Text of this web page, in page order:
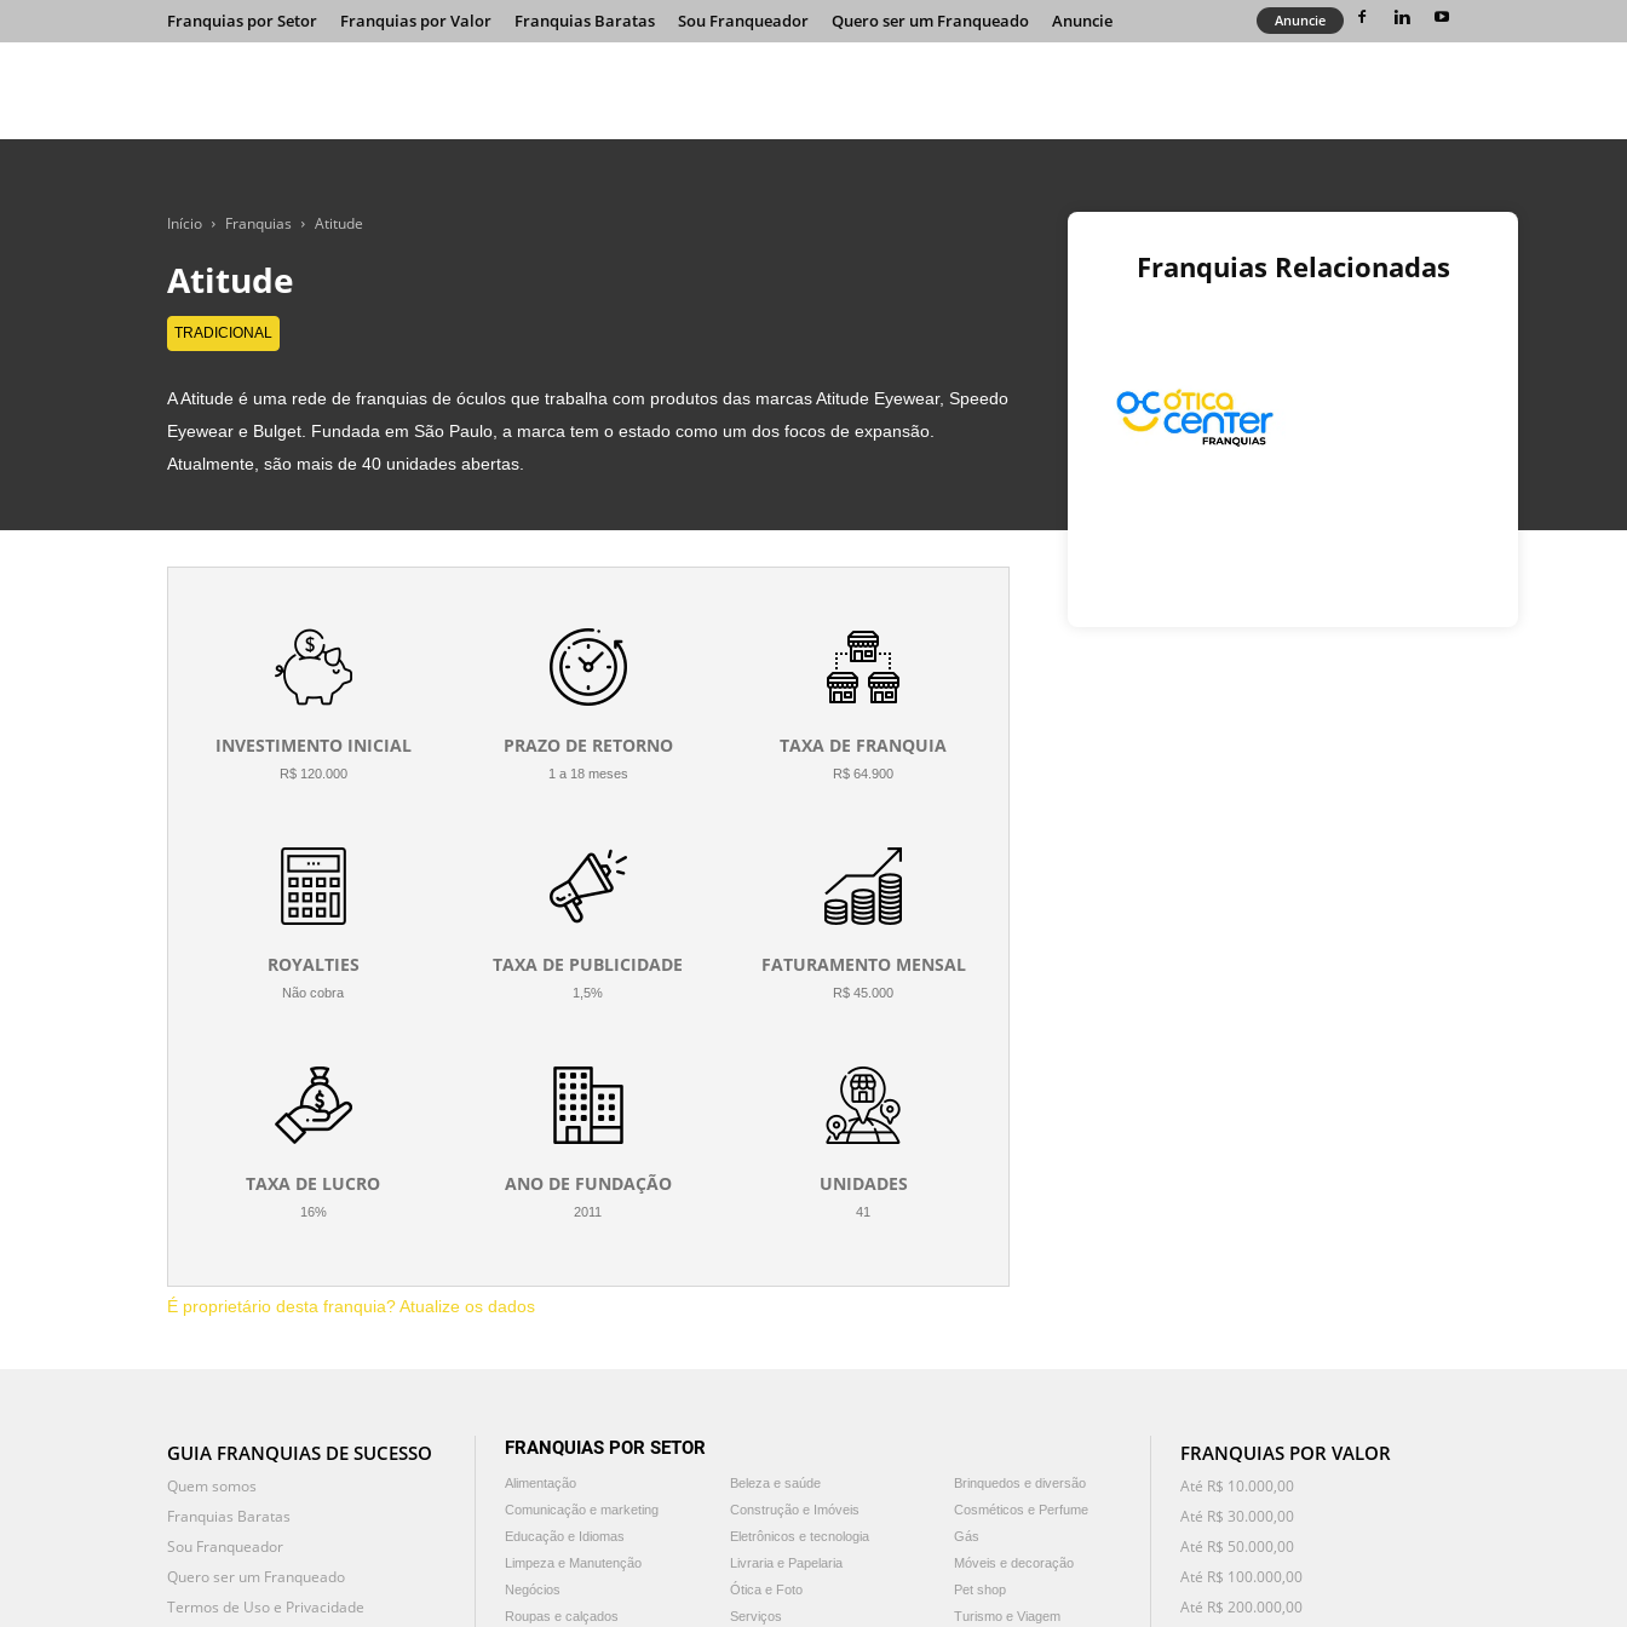
Franquias por Setor Franquias por Valor Franquias Baratas Sou Franqueador Quero ser um Franqueado Anuncie Anuncie
Início Franquias Atitude
Atitude
TRADICIONAL
A Atitude é uma rede de franquias de óculos que trabalha com produtos das marcas Atitude Eyewear, Speedo
Eyewear e Bulget. Fundada em São Paulo, a marca tem o estado como um dos focos de expansão.
Atualmente, são mais de 40 unidades abertas.
Franquias Relacionadas
INVESTIMENTO INICIAL
R$ 120.000
PRAZO DE RETORNO
1 a 18 meses
TAXA DE FRANQUIA
R$ 64.900
ROYALTIES
Não cobra
TAXA DE PUBLICIDADE
1,5%
FATURAMENTO MENSAL
R$ 45.000
TAXA DE LUCRO
16%
ANO DE FUNDAÇÃO
2011
UNIDADES
41
É proprietário desta franquia? Atualize os dados
GUIA FRANQUIAS DE SUCESSO
Quem somos
Franquias Baratas
Sou Franqueador
Quero ser um Franqueado
Termos de Uso e Privacidade
FRANQUIAS POR SETOR
Alimentação Beleza e saúde
Brinquedos e diversão
Comunicação e marketing
Construção e Imóveis
Cosméticos e Perfume
Educação e Idiomas
Eletrônicos e tecnologia
Gás
Limpeza e Manutenção
Livraria e Papelaria
Móveis e decoração
Negócios
Ótica e Foto
Pet shop
Roupas e calçados
Serviços Turismo e Viagem
FRANQUIAS POR VALOR
Até R$ 10.000,00
Até R$ 30.000,00
Até R$ 50.000,00
Até R$ 100.000,00
Até R$ 200.000,00